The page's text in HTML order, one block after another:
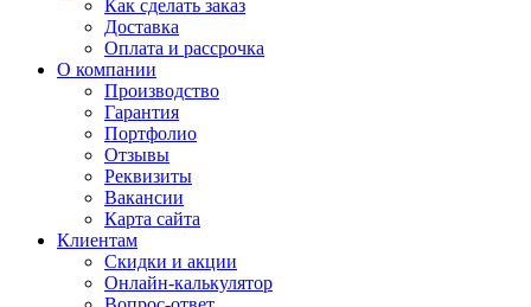
Как сделать заказ
Доставка
Оплата и рассрочка
О компании
Производство
Гарантия
Портфолио
Отзывы
Реквизиты
Вакансии
Карта сайта
Клиентам
Скидки и акции
Онлайн-калькулятор